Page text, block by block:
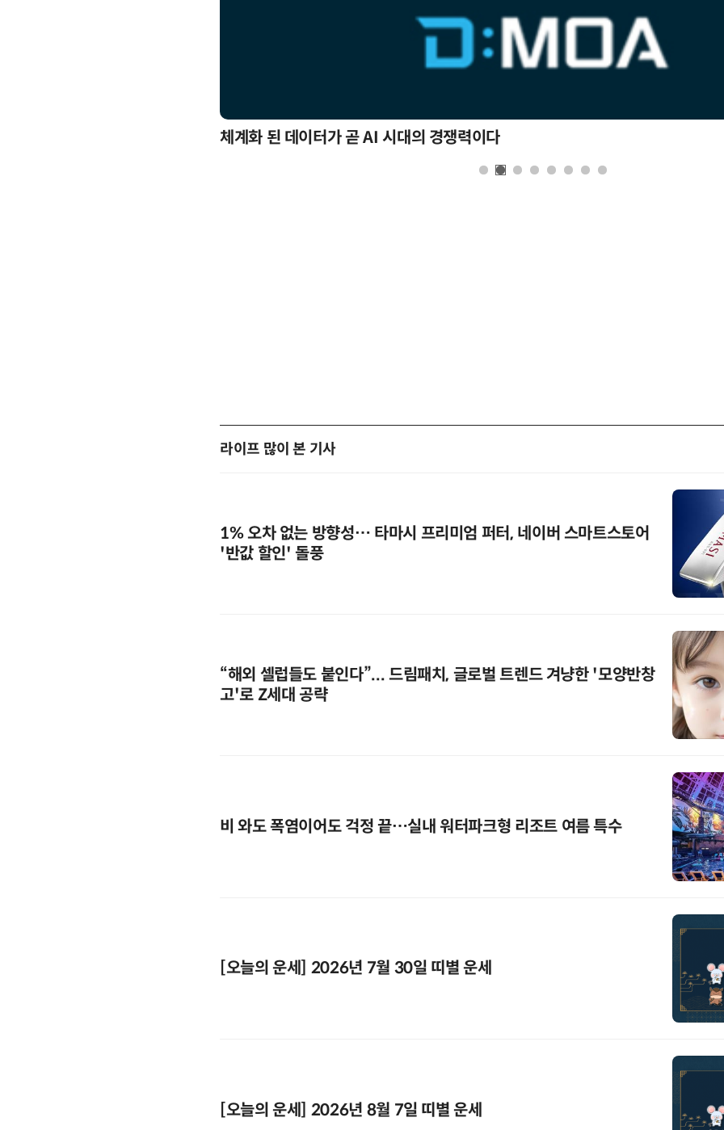
체계화 된 데이터가 곧 AI 시대의 경쟁력이다
라이프 많이 본 기사
1% 오차 없는 방향성… 타마시 프리미엄 퍼터, 네이버 스마트스토어
'반값 할인' 돌풍
“해외 셀럽들도 붙인다”... 드림패치, 글로벌 트렌드 겨냥한 '모양반창
고'로 Z세대 공략
비 와도 폭염이어도 걱정 끝…실내 워터파크형 리조트 여름 특수
[오늘의 운세] 2026년 7월 30일 띠별 운세
[오늘의 운세] 2026년 8월 7일 띠별 운세